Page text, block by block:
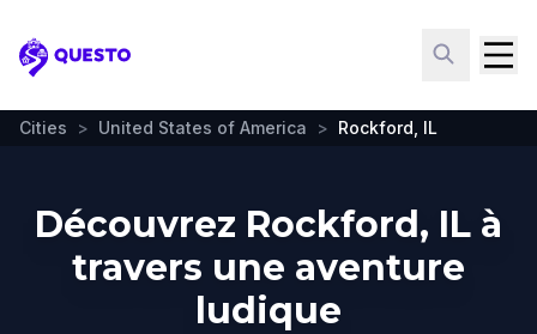
Questo
Cities > United States of America > Rockford, IL
Découvrez Rockford, IL à
travers une aventure
ludique